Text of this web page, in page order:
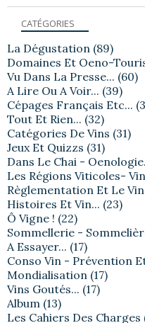
CATÉGORIES
La Dégustation (89)
Domaines Et Oeno-
Vu Dans La Presse... (60)
A Lire Ou A Voir... (39)
Cépages Français Etc...
Tout Et Rien... (32)
Catégories De Vins (31)
Jeux Et Quizzs (31)
Dans Le Chai -
Les Régions Viticoles-
Règlementation Et Le Vin
Histoires Et Vin... (23)
Ô Vigne ! (22)
Sommellerie -
A Essayer... (17)
Conso Vin - Prévention
Mondialisation (17)
Vins Goutés... (17)
Album (13)
Les Cahiers Des Charges